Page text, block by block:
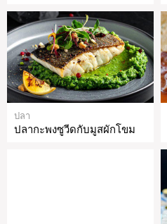
ปลา
ปลากะพงซูวีดกับมูสผักโขม